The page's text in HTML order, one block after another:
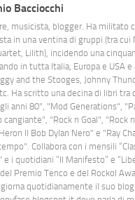
Bacciocchi
musicista, blogger. Ha militato
in una ventina di gruppi (tra cui
Lilith), incidendo una
in tutta Italia, Europa e USA e
and the Stooges, Johnny
Ha scritto una decina di libri tra
anni 80", "Mod Generations",
cangiante", "Rock n Goal", "Rock
Il Bob Dylan Nero" e "Ray
Collabora con i mensili
e i quotidiani “Il Manifesto” e
Premio Tenco e del Rockol
quotidianamente il suo blog